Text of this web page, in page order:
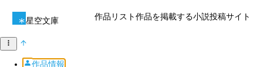
星空文庫 作品リスト作品を掲載する小説投稿サイト
作品情報